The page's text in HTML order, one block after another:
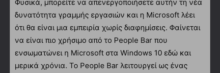
Φυσικά, μπορείτε να απενεργοποιήσετε αυτήν τη νέα
δυνατότητα γραμμής εργασιών και η Microsoft λέει
ότι θα είναι μια εμπειρία χωρίς διαφημίσεις. Φαίνεται
να είναι πιο χρήσιμο από το People Bar που
ενσωματώνει η Microsoft στα Windows 10 εδώ και
μερικά χρόνια. Το People Bar λειτουργεί ως ένας